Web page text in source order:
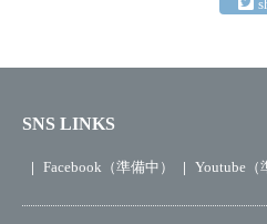
SNS LINKS
Facebook（準備中） Youtube（